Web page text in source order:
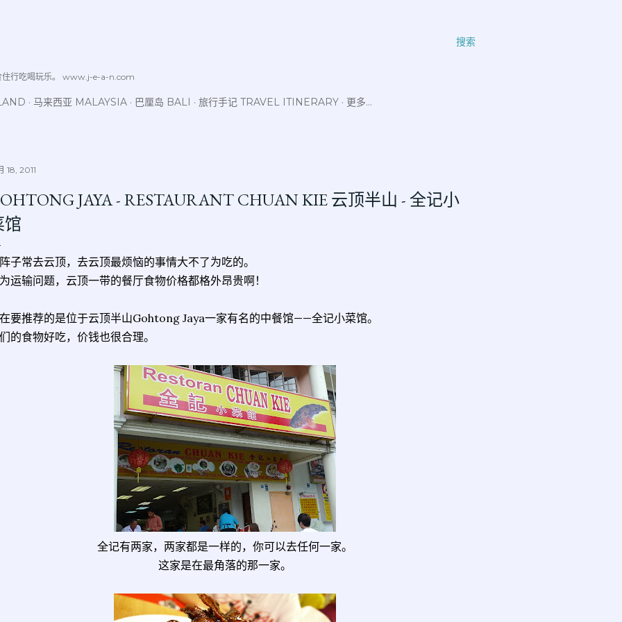
搜索
住行吃喝玩乐。 www.j-e-a-n.com
马来西亚 MALAYSIA 巴厘岛 BALI 旅行手记 TRAVEL ITINERARY 更多…
18, 2011
JAYA - RESTAURANT CHUAN KIE 云顶半山 - 全记小
馆
子常去云顶，去云顶最烦恼的事情大不了为吃的。
运输问题，云顶一带的餐厅食物价格都格外昂贵啊！
要推荐的是位于云顶半山Gohtong Jaya一家有名的中餐馆——全记小菜馆。
的食物好吃，价钱也很合理。
全记有两家，两家都是一样的，你可以去任何一家。
这家是在最角落的那一家。